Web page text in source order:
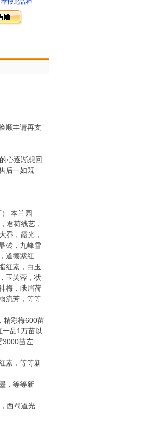
举报此品种
顺丰请再支
心逐渐想回
后一如既
本兰园
君荷线艺，
乔，霞光，
砖，九峰雪
道德紫红
红素，白玉
玉芙蓉，状
梅，峨眉荷
流芳，等等
精彩梅600苗
品1万苗以
3000苗左
素，等等新
，等等新
西蜀道光